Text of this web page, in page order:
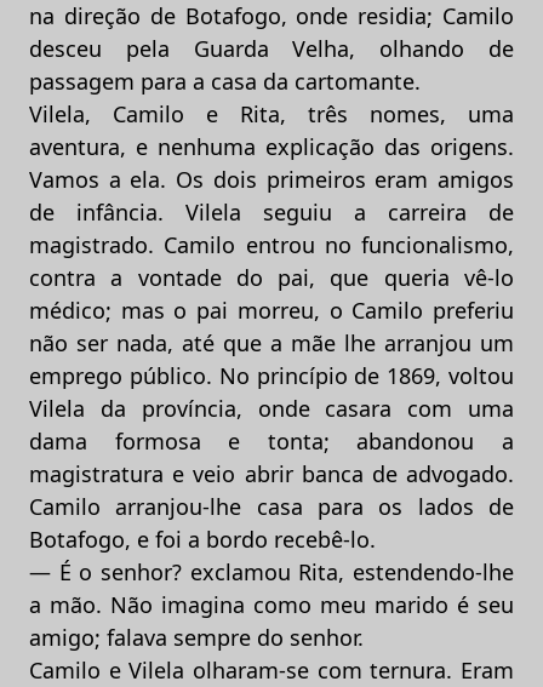
na direção de Botafogo, onde residia; Camilo
desceu pela Guarda Velha, olhando de
passagem para a casa da cartomante.
Vilela, Camilo e Rita, três nomes, uma
aventura, e nenhuma explicação das origens.
Vamos a ela. Os dois primeiros eram amigos
de infância. Vilela seguiu a carreira de
magistrado. Camilo entrou no funcionalismo,
contra a vontade do pai, que queria vê-lo
médico; mas o pai morreu, o Camilo preferiu
não ser nada, até que a mãe lhe arranjou um
emprego público. No princípio de 1869, voltou
Vilela da província, onde casara com uma
dama formosa e tonta; abandonou a
magistratura e veio abrir banca de advogado.
Camilo arranjou-lhe casa para os lados de
Botafogo, e foi a bordo recebê-lo.
— É o senhor? exclamou Rita, estendendo-lhe
a mão. Não imagina como meu marido é seu
amigo; falava sempre do senhor.
Camilo e Vilela olharam-se com ternura. Eram